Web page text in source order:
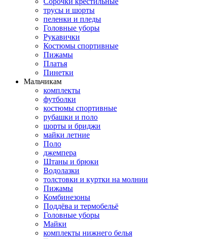
трусы и шорты
пеленки и пледы
Головные уборы
Рукавички
Костюмы спортивные
Пижамы
Платья
Пинетки
Мальчикам
комплекты
футболки
костюмы спортивные
рубашки и поло
шорты и бриджи
майки летние
Поло
джемпера
Штаны и брюки
Водолазки
толстовки и куртки на молнии
Пижамы
Комбинезоны
Поддёва и термобельё
Головные уборы
Майки
комплекты нижнего белья